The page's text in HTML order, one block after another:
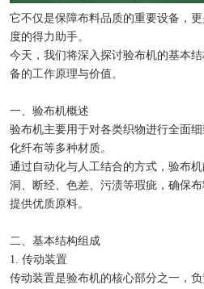
它不仅是保障布料品质的重要设备，
度的得力助手。
今天，我们将深入探讨验布机的基本
备的工作原理与价值。
一、验布机概述
验布机主要用于对各类织物进行全面
化纤布等多种材质。
通过自动化与人工结合的方式，验布
洞、断经、色差、污渍等瑕疵，确保
提供优质原料。
二、基本结构组成
1. 传动装置
传动装置是验布机的核心部分之一，